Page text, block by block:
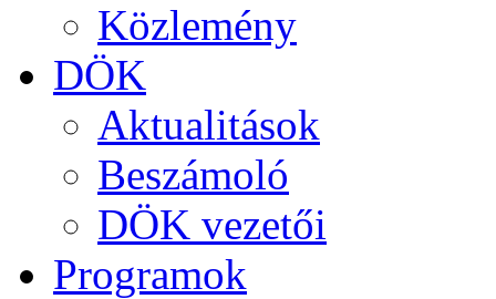
Közlemény
DÖK
Aktualitások
Beszámoló
DÖK vezetői
Programok